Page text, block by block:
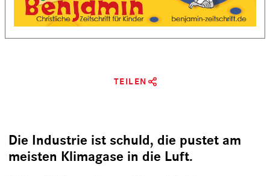
TEILEN
Die Industrie ist schuld, die pustet am
meisten Klimagase in die Luft.